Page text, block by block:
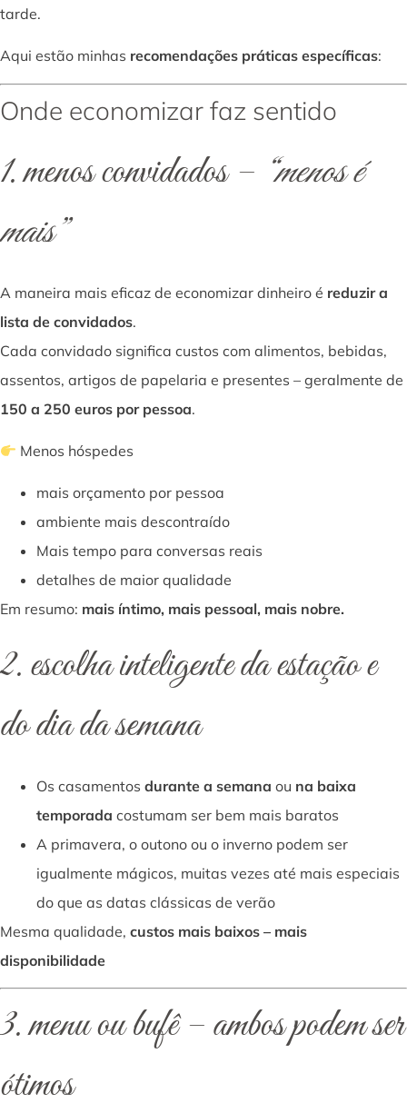
tarde.
Aqui estão minhas recomendações práticas específicas:
Onde economizar faz sentido
1. menos convidados – “menos é
mais”
A maneira mais eficaz de economizar dinheiro é reduzir a
lista de convidados.
Cada convidado significa custos com alimentos, bebidas,
assentos, artigos de papelaria e presentes – geralmente de
150 a 250 euros por pessoa.
Menos hóspedes
mais orçamento por pessoa
ambiente mais descontraído
Mais tempo para conversas reais
detalhes de maior qualidade
Em resumo: mais íntimo, mais pessoal, mais nobre.
2. escolha inteligente da estação e
do dia da semana
Os casamentos durante a semana ou na baixa
temporada costumam ser bem mais baratos
A primavera, o outono ou o inverno podem ser
igualmente mágicos, muitas vezes até mais especiais
do que as datas clássicas de verão
Mesma qualidade, custos mais baixos – mais
disponibilidade
3. menu ou bufê – ambos podem ser
ótimos